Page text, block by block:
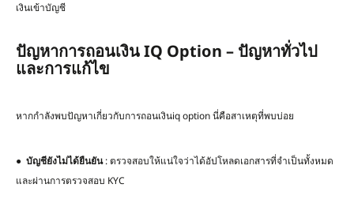
เงินเข้าบัญชี
ปัญหาการถอนเงิน IQ Option – ปัญหาทั่วไป
และการแก้ไข
หากกำลังพบปัญหาเกี่ยวกับการถอนเงินiq option นี่คือสาเหตุที่พบบ่อย
● บัญชียังไม่ได้ยืนยัน: ตรวจสอบให้แน่ใจว่าได้อัปโหลดเอกสารที่จำเป็นทั้งหมด
และผ่านการตรวจสอบ KYC